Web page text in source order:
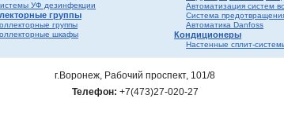
и
УФ дезинфекции
группы
группы
шкафы
Автоматизация систем
Система
Автоматика Danfoss
Кондиционеры
Настенные сплит-
г.Воронеж, Рабочий проспект, 101/8
Телефон: +7(473)27-020-27